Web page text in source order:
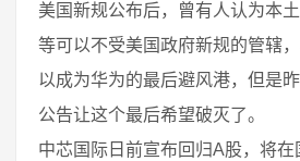
美国新规公布后，曾有人认为本
等可以不受美国政府新规的管辖
以成为华为的最后避风港，但是
公告让这个最后希望破灭了。
中芯国际日前宣布回归A股，将